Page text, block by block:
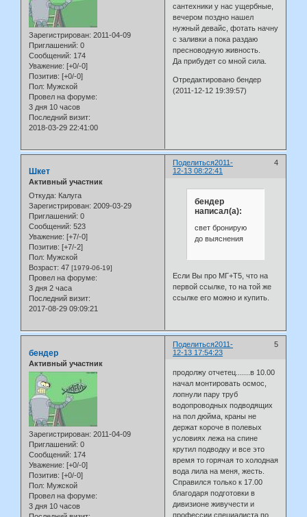
Зарегистрирован: 2011-04-09
Приглашений: 0
Сообщений: 174
Уважение: [+0/-0]
Позитив: [+0/-0]
Пол: Мужской
Провел на форуме:
3 дня 10 часов
Последний визит:
2018-03-29 22:41:00
сантехники у нас ущербные,
вечером поздно нашел
нужный девайс, фотать начну
с заливки а пока раздаю
пресноводную живность.
Да прибудет со мной сила.
Отредактировано бендер
(2011-12-12 19:39:57)
Поделиться 4
2011-
12-13 08:22:41
Шкет
Активный участник
Откуда: Калуга
Зарегистрирован: 2009-03-29
Приглашений: 0
Сообщений: 523
Уважение: [+7/-0]
Позитив: [+7/-2]
Пол: Мужской
Возраст: 47 [1979-06-19]
Провел на форуме:
3 дня 2 часа
Последний визит:
2017-08-29 09:09:21
бендер
написал(а):
свет бронирую
до выяснения
Если Вы про МГ+Т5, что на
первой ссылке, то на той же
ссылке его можно и купить.
Поделиться 5
2011-
12-13 17:54:23
бендер
Активный участник
Зарегистрирован: 2011-04-09
Приглашений: 0
Сообщений: 174
Уважение: [+0/-0]
Позитив: [+0/-0]
Пол: Мужской
Провел на форуме:
3 дня 10 часов
продолжу отчетец.......в 10.00
начал монтировать осмос,
лопнули пару труб
водопроводных подводящих
на пол дюйма, краны не
держат короче в полевых
условиях лежа на спине
крутил подводку и все это
время то горячая то холодная
вода лила на меня, жесть.
Справился только к 17.00
благодаря подготовки в
дивизионе живучести и
профессии специалиста по